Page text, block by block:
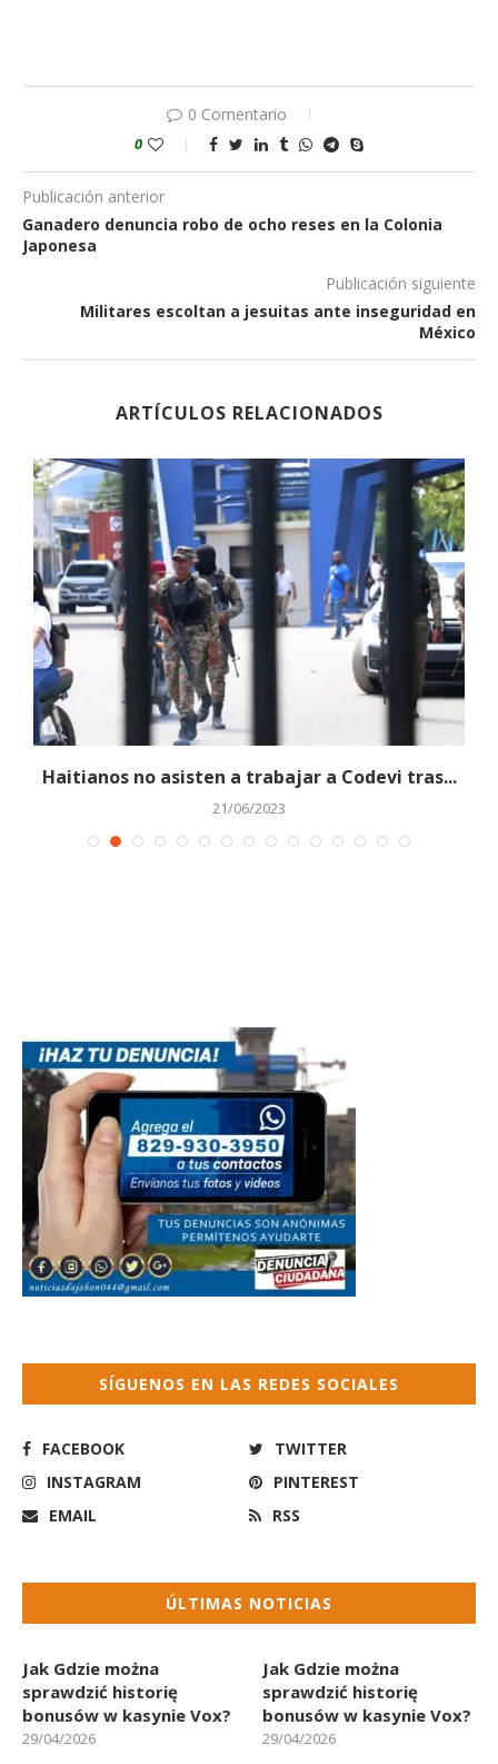
0 Comentario
0
Publicación anterior
Ganadero denuncia robo de ocho reses en la Colonia
Japonesa
Publicación siguiente
Militares escoltan a jesuitas ante inseguridad en
México
ARTÍCULOS RELACIONADOS
Haitianos no asisten a trabajar a Codevi tras...
21/06/2023
SÍGUENOS EN LAS REDES SOCIALES
FACEBOOK
TWITTER
INSTAGRAM
PINTEREST
EMAIL
RSS
ÚLTIMAS NOTICIAS
Jak Gdzie można
sprawdzić historię
bonusów w kasynie Vox?
29/04/2026
Jak Gdzie można
sprawdzić historię
bonusów w kasynie Vox?
29/04/2026